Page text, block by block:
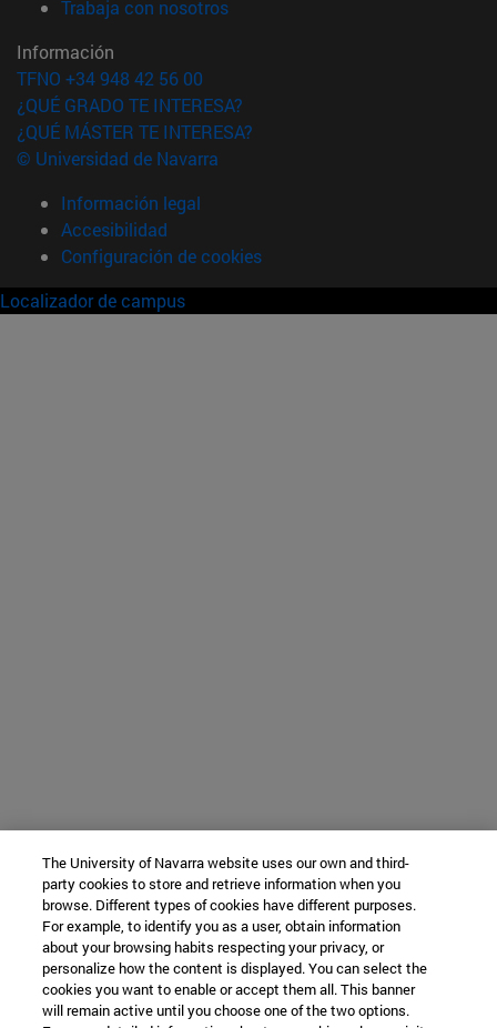
Trabaja con nosotros(abre en nueva ventana)
Información
TFNO +34 948 42 56 00
¿QUÉ GRADO TE INTERESA?
¿QUÉ MÁSTER TE INTERESA?
© Universidad de Navarra
Información legal
Accesibilidad
Configuración de cookies
Localizador de campus
The University of Navarra website uses our own and third-
party cookies to store and retrieve information when you
browse. Different types of cookies have different purposes.
For example, to identify you as a user, obtain information
about your browsing habits respecting your privacy, or
personalize how the content is displayed. You can select the
cookies you want to enable or accept them all. This banner
will remain active until you choose one of the two options.